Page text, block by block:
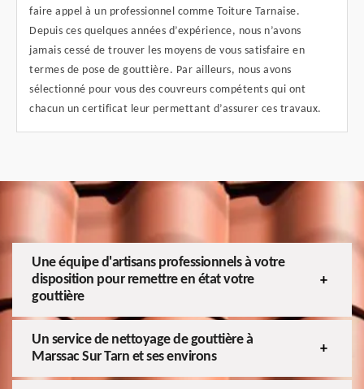
faire appel à un professionnel comme Toiture Tarnaise.
Depuis ces quelques années d’expérience, nous n’avons
jamais cessé de trouver les moyens de vous satisfaire en
termes de pose de gouttière. Par ailleurs, nous avons
sélectionné pour vous des couvreurs compétents qui ont
chacun un certificat leur permettant d’assurer ces travaux.
Une équipe d'artisans professionnels à votre
disposition pour remettre en état votre
gouttière
Un service de nettoyage de gouttière à
Marssac Sur Tarn et ses environs